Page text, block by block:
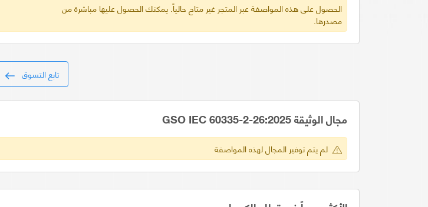
الحصول على هذه المواصفة عبر المتجر غير متاح حالياً. يمكنك الحصول عليها مباشرة من
مصدرها.
تابع التسوق
مجال الوثيقة GSO IEC 60335-2-26:2025
لم يتم توفير المجال لهذه المواصفة